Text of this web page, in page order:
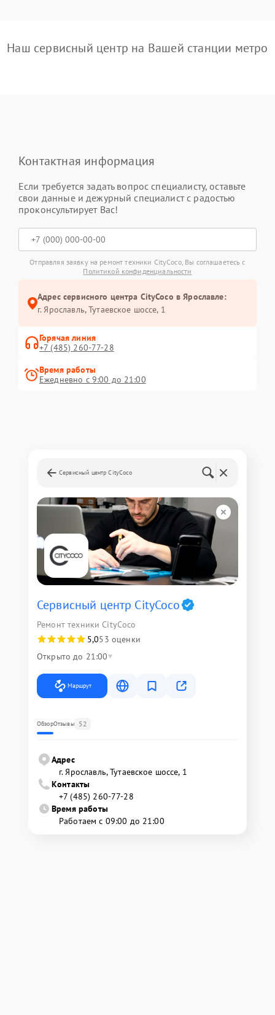
Наш сервисный центр на Вашей станции метро
Контактная информация
Если требуется задать вопрос специалисту, оставьте
свои данные и дежурный специалист с радостью
проконсультирует Вас!
Отправляя заявку на ремонт техники CityCoco, Вы соглашаетесь с
Политикой конфиденциальности
Адрес сервисного центра CityCoco в Ярославле:
г. Ярославль, Тутаевское шоссе, 1
Горячая линия
+7 (485) 260-77-28
Время работы
Ежедневно с 9:00 до 21:00
Сервисный центр CityCoco
Сервисный центр CityCoco
Ремонт техники CityCoco
5,053 оценки
Открыто до 21:00
Маршрут
ОбзорОтзывы 52
Адрес
г. Ярославль, Тутаевское шоссе, 1
Контакты
+7 (485) 260-77-28
Время работы
Работаем с 09:00 до 21:00